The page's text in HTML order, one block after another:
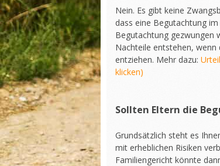
Nein. Es gibt keine
dass eine Begutachtung
Begutachtung gezwungen
Nachteile entstehen, wenn
entziehen. Mehr dazu:
klicken)
Sollten Eltern die
Grundsätzlich steht es
mit erheblichen Risiken
Familiengericht könnte